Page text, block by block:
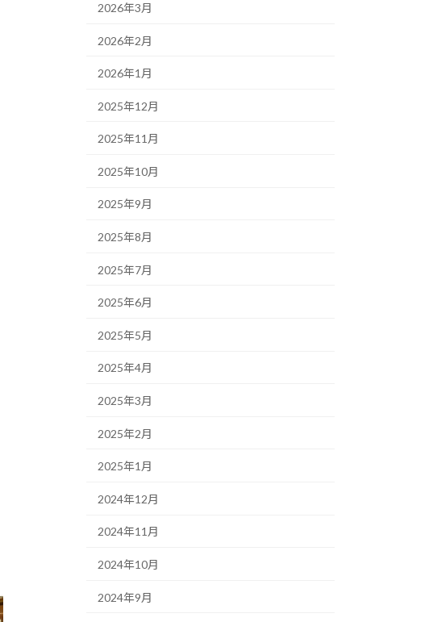
2026年3月
2026年2月
2026年1月
2025年12月
2025年11月
2025年10月
2025年9月
2025年8月
2025年7月
2025年6月
2025年5月
2025年4月
2025年3月
2025年2月
2025年1月
2024年12月
2024年11月
2024年10月
2024年9月